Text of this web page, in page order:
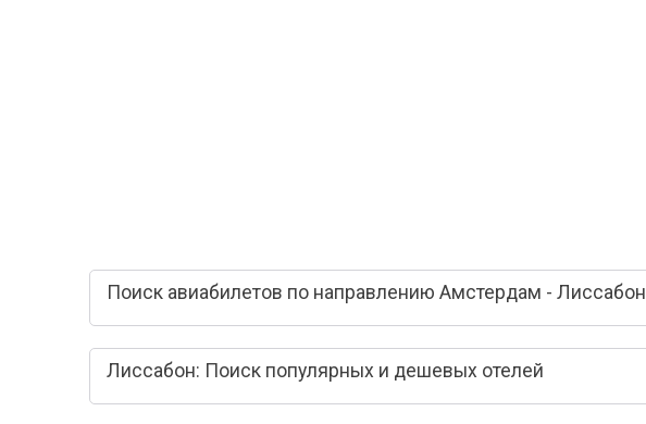
Поиск авиабилетов по направлению Амстердам - Лиссабон
Лиссабон: Поиск популярных и дешевых отелей